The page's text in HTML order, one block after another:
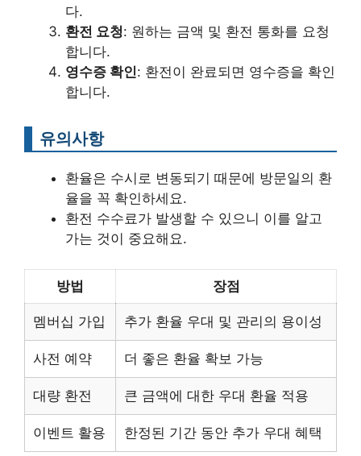
다.
환전 요청: 원하는 금액 및 환전 통화를 요청
합니다.
영수증 확인: 환전이 완료되면 영수증을 확인
합니다.
유의사항
환율은 수시로 변동되기 때문에 방문일의 환
율을 꼭 확인하세요.
환전 수수료가 발생할 수 있으니 이를 알고
가는 것이 중요해요.
방법 장점
멤버십 가입 추가 환율 우대 및 관리의 용이성
사전 예약 더 좋은 환율 확보 가능
대량 환전 큰 금액에 대한 우대 환율 적용
이벤트 활용 한정된 기간 동안 추가 우대 혜택